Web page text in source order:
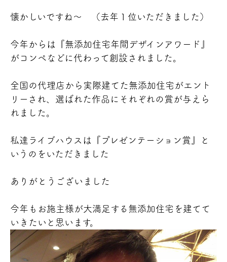
懐かしいですね～ （去年１位いただきました ）
今年からは『無添加住宅年間デザインアワード』
がコンペなどに代わって創設されました。
全国の代理店から実際建てた無添加住宅がエント
リーされ、選ばれた作品にそれぞれの賞が与えら
れました。
私達ライブハウスは『プレゼンテーション賞』と
いうのをいただきました
ありがとうございました
今年もお施主様が大満足する無添加住宅を建てて
いきたいと思います。